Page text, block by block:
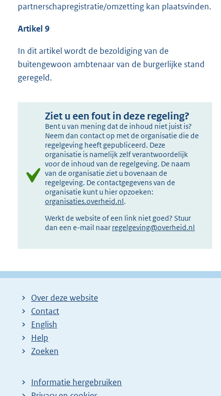
partnerschapregistratie/omzetting kan plaatsvinden.
Artikel 9
In dit artikel wordt de bezoldiging van de
buitengewoon ambtenaar van de burgerlijke stand
geregeld.
Ziet u een fout in deze regeling?
Bent u van mening dat de inhoud niet juist is?
Neem dan contact op met de organisatie die de
regelgeving heeft gepubliceerd. Deze
organisatie is namelijk zelf verantwoordelijk
voor de inhoud van de regelgeving. De naam
van de organisatie ziet u bovenaan de
regelgeving. De contactgegevens van de
organisatie kunt u hier opzoeken:
organisaties.overheid.nl.
Werkt de website of een link niet goed? Stuur
dan een e-mail naar regelgeving@overheid.nl
Over deze website
Contact
English
Help
Zoeken
Informatie hergebruiken